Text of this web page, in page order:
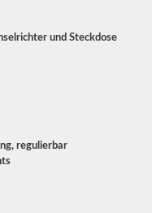
und Steckdose
regulierbar